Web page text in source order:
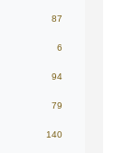
87
6
94
79
140